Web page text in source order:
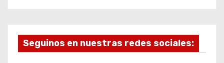
Seguinos en nuestras redes sociales: